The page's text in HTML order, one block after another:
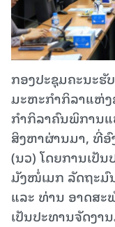
ກອງປະຊຸມຄະນະຮັ
ມະຫະກຳກິລາແຫ່ງ
ກໍາກິລາຄົນພິການແ
ສິງຫາຜ່ານມາ, ທີ່
(ນວ) ໂດຍການເປັ
ມັງໜໍ່ເມກ ລັດຖະມົ
ແລະ ທ່ານ ອາດສະ
ເປັນປະທານຈັດງາ